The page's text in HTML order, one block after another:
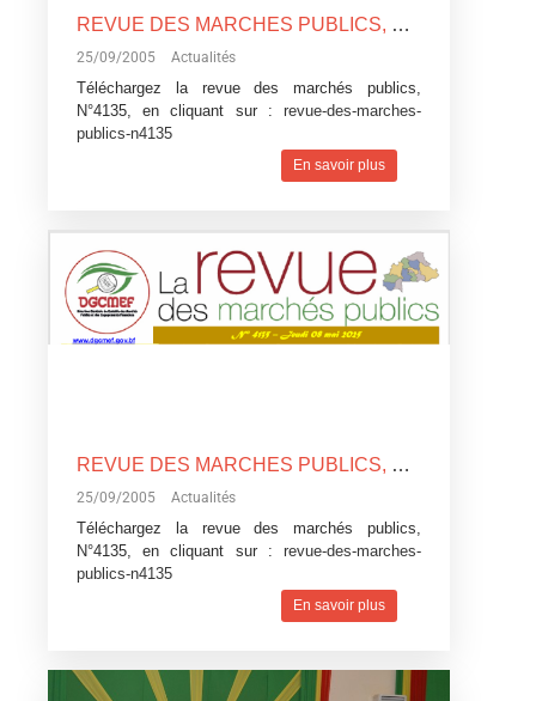
REVUE DES MARCHES PUBLICS, N°4135
25/09/2005 Actualités
Téléchargez la revue des marchés publics,
N°4135, en cliquant sur : revue-des-marches-
publics-n4135
En savoir plus
REVUE DES MARCHES PUBLICS, N°4135
25/09/2005 Actualités
Téléchargez la revue des marchés publics,
N°4135, en cliquant sur : revue-des-marches-
publics-n4135
En savoir plus